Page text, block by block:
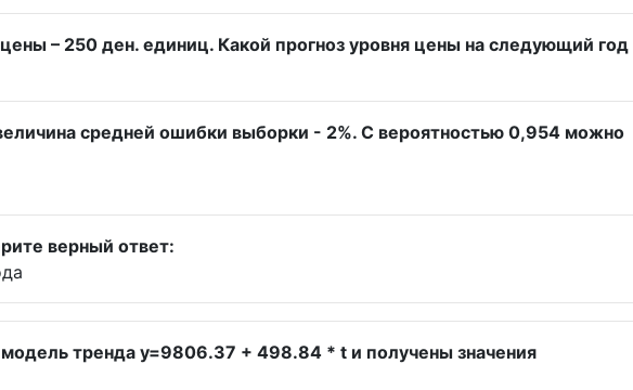
– 250 ден. единиц. Какой прогноз уровня цены на следующий год
средней ошибки выборки - 2%. С вероятностью 0,954 можно
верный ответ:
тренда y=9806.37 + 498.84 * t и получены значения